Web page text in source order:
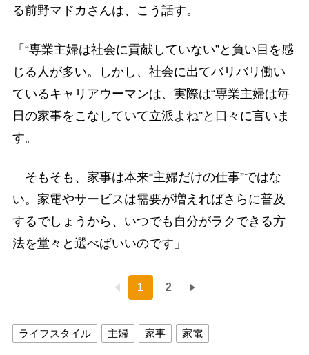
る前野マドカさんは、こう話す。
「“専業主婦は社会に貢献していない”と負い目を感
じる人が多い。しかし、社会に出てバリバリ働い
ているキャリアウーマンは、実際は“専業主婦は毎
日の家事をこなしていて立派よね”と口々に言いま
す。
そもそも、家事は本来“主婦だけの仕事”ではな
い。家電やサービスは需要が増えればさらに普及
するでしょうから、いつでも自分がラクできる方
法を堂々と選べばいいのです」
1 2
ライフスタイル 主婦 家事 家電